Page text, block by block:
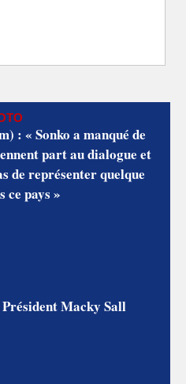
: « Sonko a manqué de
part au dialogue et
de représenter quelque
ce pays »
Macky Sall